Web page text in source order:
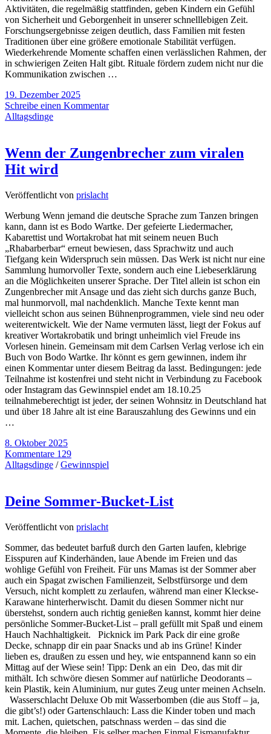
Aktivitäten, die regelmäßig stattfinden, geben Kindern ein Gefühl
von Sicherheit und Geborgenheit in unserer schnelllebigen Zeit.
Forschungsergebnisse zeigen deutlich, dass Familien mit festen
Traditionen über eine größere emotionale Stabilität verfügen.
Wiederkehrende Momente schaffen einen verlässlichen Rahmen, der
in schwierigen Zeiten Halt gibt. Rituale fördern zudem nicht nur die
Kommunikation zwischen …
19. Dezember 2025
Schreibe einen Kommentar
Alltagsdinge
Wenn der Zungenbrecher zum viralen
Hit wird
Veröffentlicht von prislacht
Werbung Wenn jemand die deutsche Sprache zum Tanzen bringen
kann, dann ist es Bodo Wartke. Der gefeierte Liedermacher,
Kabarettist und Wortakrobat hat mit seinem neuen Buch
„Rhabarberbar“ erneut bewiesen, dass Sprachwitz und auch
Tiefgang kein Widerspruch sein müssen. Das Werk ist nicht nur eine
Sammlung humorvoller Texte, sondern auch eine Liebeserklärung
an die Möglichkeiten unserer Sprache. Der Titel allein ist schon ein
Zungenbrecher mit Ansage und das zieht sich durchs ganze Buch,
mal hunmorvoll, mal nachdenklich. Manche Texte kennt man
vielleicht schon aus seinen Bühnenprogrammen, viele sind neu oder
weiterentwickelt. Wie der Name vermuten lässt, liegt der Fokus auf
kreativer Wortakrobatik und bringt unheimlich viel Freude ins
Vorlesen hinein. Gemeinsam mit dem Carlsen Verlag verlose ich ein
Buch von Bodo Wartke. Ihr könnt es gern gewinnen, indem ihr
einen Kommentar unter diesem Beitrag da lasst. Bedingungen: jede
Teilnahme ist kostenfrei und steht nicht in Verbindung zu Facebook
oder Instagram das Gewinnspiel endet am 18.10.25
teilnahmeberechtigt ist jeder, der seinen Wohnsitz in Deutschland hat
und über 18 Jahre alt ist eine Barauszahlung des Gewinns und ein
…
8. Oktober 2025
Kommentare 129
Alltagsdinge /Gewinnspiel
Deine Sommer-Bucket-List
Veröffentlicht von prislacht
Sommer, das bedeutet barfuß durch den Garten laufen, klebrige
Eisspuren auf Kinderhänden, laue Abende im Freien und das
wohlige Gefühl von Freiheit. Für uns Mamas ist der Sommer aber
auch ein Spagat zwischen Familienzeit, Selbstfürsorge und dem
Versuch, nicht komplett zu zerlaufen, während man einer Kleckse-
Karawane hinterherwischt. Damit du diesen Sommer nicht nur
überstehst, sondern auch richtig genießen kannst, kommt hier deine
persönliche Sommer-Bucket-List – prall gefüllt mit Spaß und einem
Hauch Nachhaltigkeit. Picknick im Park Pack dir eine große
Decke, schnapp dir ein paar Snacks und ab ins Grüne! Kinder
lieben es, draußen zu essen und hey, wie entspannend kann so ein
Mittag auf der Wiese sein! Tipp: Denk an ein Deo, das mit dir
mithält. Ich schwöre diesen Sommer auf natürliche Deodorants –
kein Plastik, kein Aluminium, nur gutes Zeug unter meinen Achseln.
Wasserschlacht Deluxe Ob mit Wasserbomben (die aus Stoff – ja,
die gibt’s!) oder Gartenschlauch: Lass die Kinder toben und mach
mit. Lachen, quietschen, patschnass werden – das sind die